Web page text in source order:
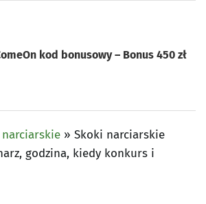
kod bonusowy – Bonus 450 zł
» Skoki narciarskie
godzina, kiedy konkurs i